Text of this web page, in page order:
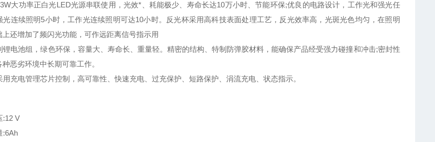
大功率正白光LED光源串联使用，光效*、耗能极少、寿命长达10万小时、节能环保;优良的电路设计，工作光和强光任
光连续照明5小时，工作光连续照明可达10小时。反光杯采用高科技表面处理工艺，反光效率高，光斑光色均匀，在照明
上还增加了频闪光功能，可作远距离信号指示用
电池组，绿色环保，容量大、寿命长、重量轻。精密的结构、特制防弹胶材料，能确保产品经受强力碰撞和冲击;密封性
恶劣环境中长期可靠工作。
充电管理芯片控制，高可靠性、快速充电、过充保护、短路保护、涓流充电、状态指示。
:12 V
:6Ah